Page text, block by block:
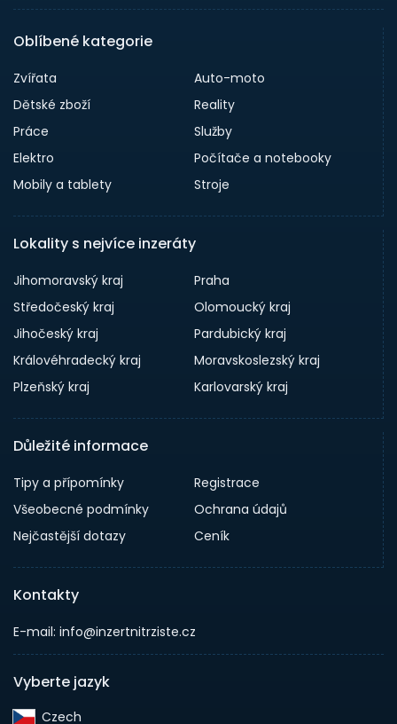
Oblíbené kategorie
Zvířata
Auto-moto
Dětské zboží
Reality
Práce
Služby
Elektro
Počítače a notebooky
Mobily a tablety
Stroje
Lokality s nejvíce inzeráty
Jihomoravský kraj
Praha
Středočeský kraj
Olomoucký kraj
Jihočeský kraj
Pardubický kraj
Královéhradecký kraj
Moravskoslezský kraj
Plzeňský kraj
Karlovarský kraj
Důležité informace
Tipy a přípomínky
Registrace
Všeobecné podmínky
Ochrana údajů
Nejčastější dotazy
Ceník
Kontakty
E-mail: info@inzertnitrziste.cz
Vyberte jazyk
Czech‎